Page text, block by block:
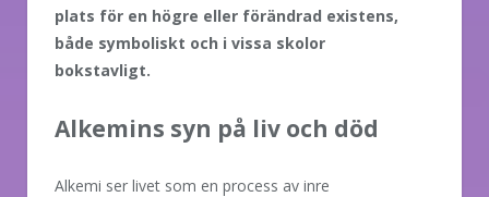
plats för en högre eller förändrad existens,
både symboliskt och i vissa skolor
bokstavligt.
Alkemins syn på liv och död
Alkemi ser livet som en process av inre